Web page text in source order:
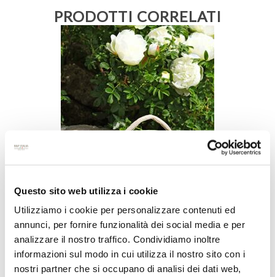
Questo sito web utilizza i cookie
Utilizziamo i cookie per personalizzare contenuti ed
annunci, per fornire funzionalità dei social media e per
analizzare il nostro traffico. Condividiamo inoltre
informazioni sul modo in cui utilizza il nostro sito con i
nostri partner che si occupano di analisi dei dati web,
PRODOTTI CORRELATI
SACCHETTO IN PANNO BUNNY,
DIAM.12XH.25CM